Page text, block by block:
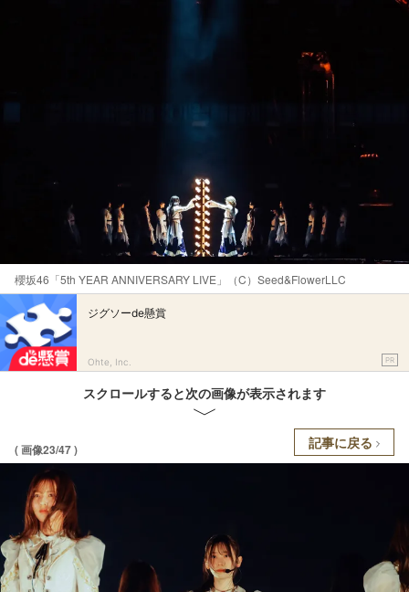
櫻坂46「5th YEAR ANNIVERSARY LIVE」（C）Seed&FlowerLLC
ジグソーde懸賞
Ohte, Inc. PR
スクロールすると次の画像が表示されます
( 画像23/47 ) 記事に戻る